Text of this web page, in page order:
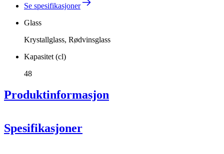
Se spesifikasjoner
Glass
Krystallglass, Rødvinsglass
Kapasitet (cl)
48
Produktinformasjon
Spesifikasjoner